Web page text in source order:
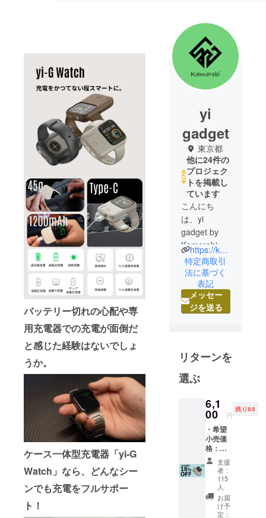
バッテリー切れの心配や専
用充電器での充電が面倒だ
と感じた経験はないでしょ
うか。
ケース一体型充電器「yi-G
Watch 」なら、どんなシー
ンでも充電をフルサポー
ト！
yi
gadget
東京都
他に24件の
プロジェク
トを掲載し
ています
こんにち
は、yi
gadget by
Komorebi
Mall です！
私たちは、
素敵なアイ
ディアやコ
ンセプトの
へご紹介す
ることでよ
り豊かな暮
してまいり
ます。
公式HPや
SNSアカウ
ントも日々
更新してい
ますので、
是非遊びに
来てくださ
https://komorebimall.official.ec
特定商取引
法に基づく
表記
メッセー
ジを送る
リターンを
選ぶ
6,1
00 円
残り85
・希望
小売価
格：
7,450円
(税込)よ
18%OF
F ※日本
語取扱
説明書
支援
者：
115
人
お届
け予
定：